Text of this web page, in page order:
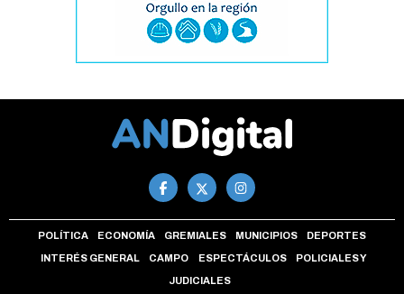
POLÍTICA ECONOMÍA GREMIALES MUNICIPIOS DEPORTES
INTERÉS GENERAL CAMPO ESPECTÁCULOS POLICIALES Y
JUDICIALES